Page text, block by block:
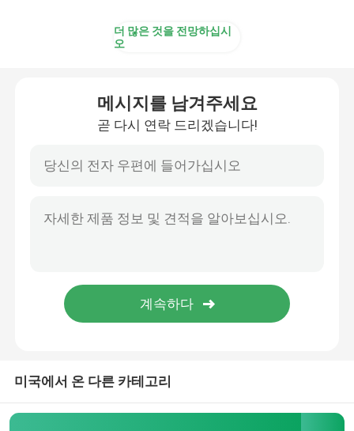
더 많은 것을 전망하십시
오
메시지를 남겨주세요
곧 다시 연락 드리겠습니다!
미국에서 온 다른 카테고리